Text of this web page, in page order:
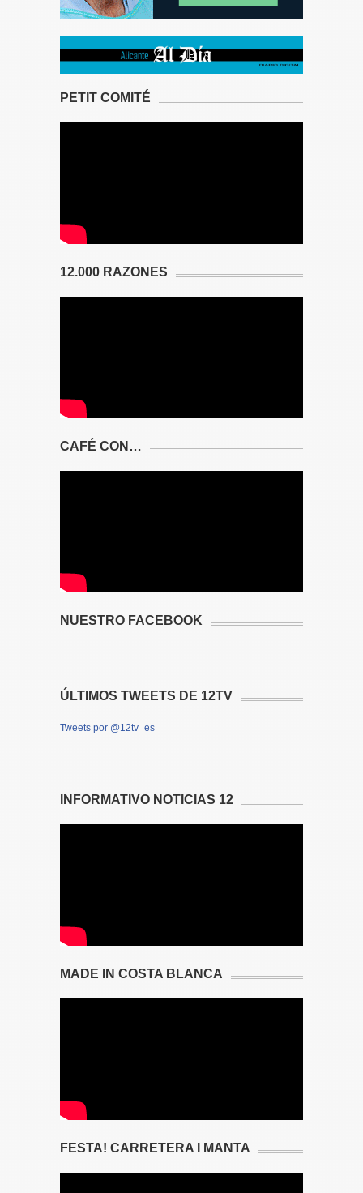
PETIT COMITÉ
12.000 RAZONES
CAFÉ CON…
NUESTRO FACEBOOK
ÚLTIMOS TWEETS DE 12TV
Tweets por @12tv_es
INFORMATIVO NOTICIAS 12
MADE IN COSTA BLANCA
FESTA! CARRETERA I MANTA